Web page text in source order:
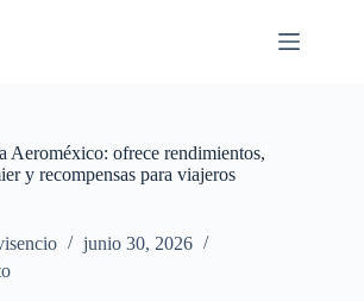
Aeroméxico: ofrece rendimientos,
y recompensas para viajeros
junio 30, 2026